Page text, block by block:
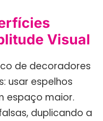
Visual
de decoradores
usar espelhos
espaço maior.
duplicando a